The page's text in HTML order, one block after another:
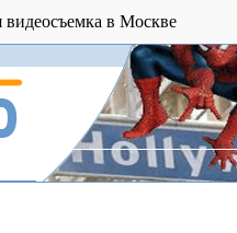
видеосъемка в Москве